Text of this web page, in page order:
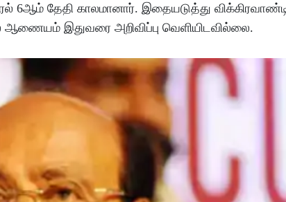
6ஆம் தேதி காலமானார். இதையடுத்து
ஆணையம் இதுவரை அறிவிப்பு வெளியிடவில்லை.